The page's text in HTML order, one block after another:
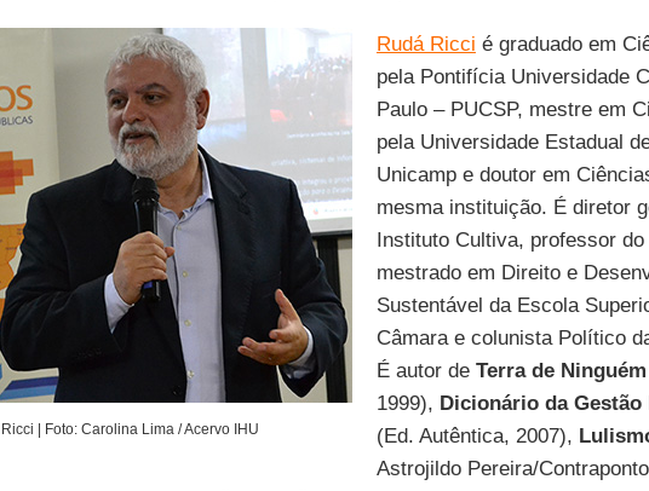
Ricci | Foto: Carolina Lima / Acervo IHU
Rudá Ricci é graduado em
pela Pontifícia Universidade
Paulo – PUCSP, mestre em
pela Universidade Estadual
Unicamp e doutor em
mesma instituição. É diretor
Instituto Cultiva, professor
mestrado em Direito e
Sustentável da Escola
Câmara e colunista Político
É autor de Terra de Ninguém
1999), Dicionário da Gestão
(Ed. Autêntica, 2007),
Astrojildo Pereira/